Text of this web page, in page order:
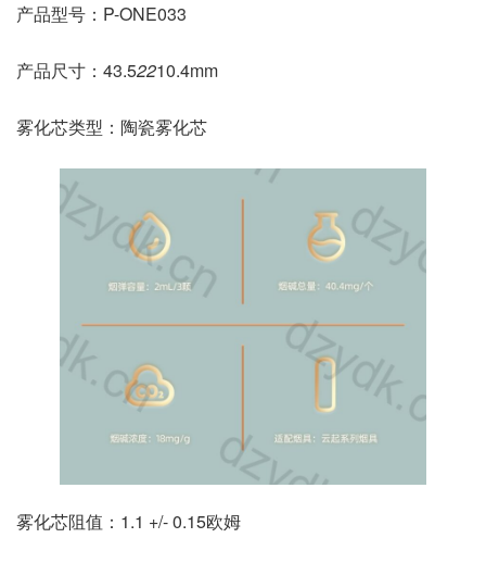
产品型号：P-ONE033
产品尺寸：43.52210.4mm
雾化芯类型：陶瓷雾化芯
雾化芯阻值：1.1 +/- 0.15欧姆